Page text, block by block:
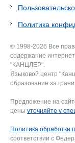
Политика
© 1998-2026 Все
содержание
"КАНЦЛЕР".
Языковой центр
образование за
Предложение на
цены уточняйте у
Политика
соответствии с